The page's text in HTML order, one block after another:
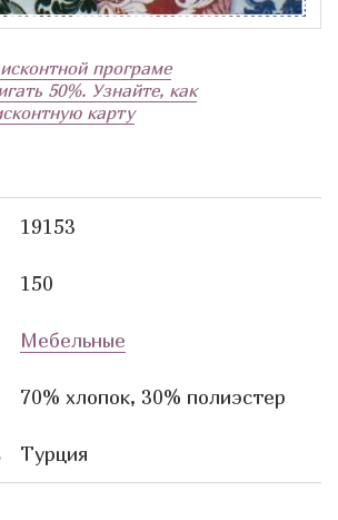
програме
50%. Узнайте, как
карту
19153
150
Мебельные
70% хлопок, 30% полиэстер
Турция